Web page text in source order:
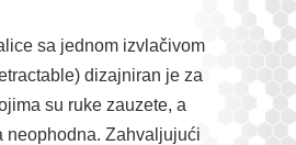
sa jednom izvlačivom
dizajniran je za
su ruke zauzete, a
neophodna. Zahvaljujući